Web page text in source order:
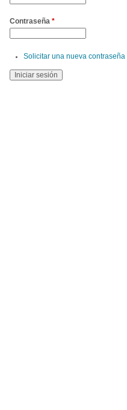
Contraseña *
Solicitar una nueva contraseña